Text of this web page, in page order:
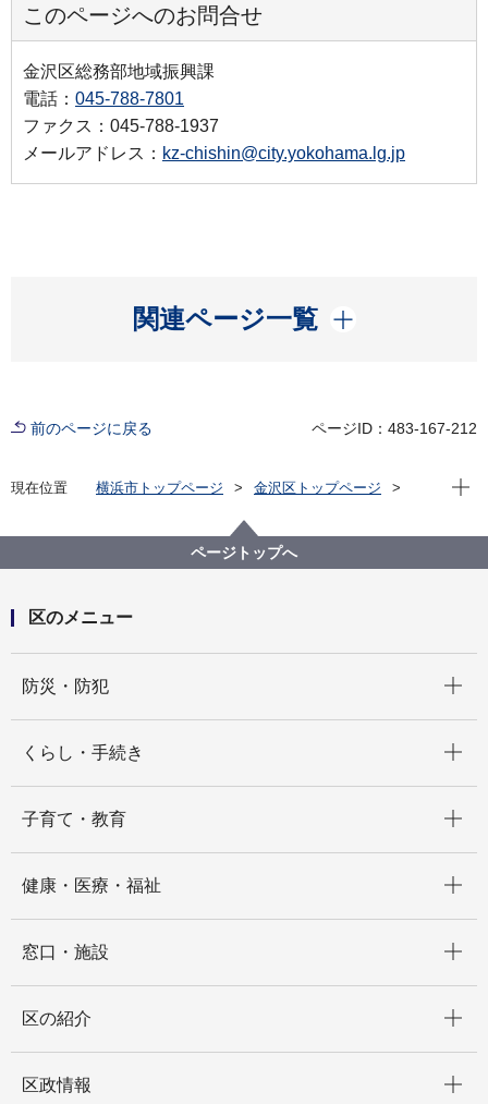
このページへのお問合せ
金沢区総務部地域振興課
電話： 045-788-7801
ファクス：045-788-1937
メールアドレス： kz-chishin@city.yokohama.lg.jp
関連ページ一覧
開く
前のページに戻る ページID：483-167-212
現在位置 横浜市トップページ
金沢区トップページ
地域活動
金沢まつり花火大会・いきいきフェスタ
第50回金沢まつり花火大会・いきいきフェスタ
現在
ページトップへ
区のメニュー
防災・防犯
くらし・手続き
子育て・教育
健康・医療・福祉
窓口・施設
区の紹介
区政情報